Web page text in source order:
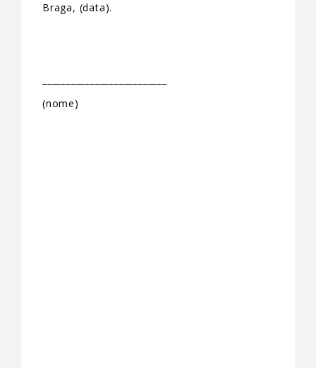
Braga, (data).
(nome)